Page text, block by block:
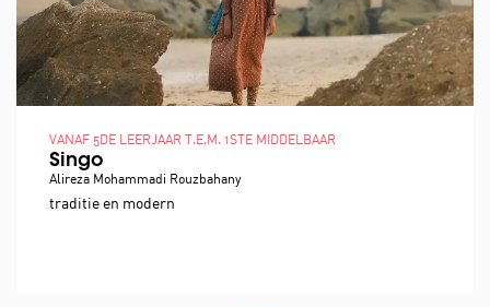
Singo
Alireza Mohammadi Rouzbahany
VANAF 5DE LEERJAAR T.E.M. 1STE MIDDELBAAR
traditie en modern